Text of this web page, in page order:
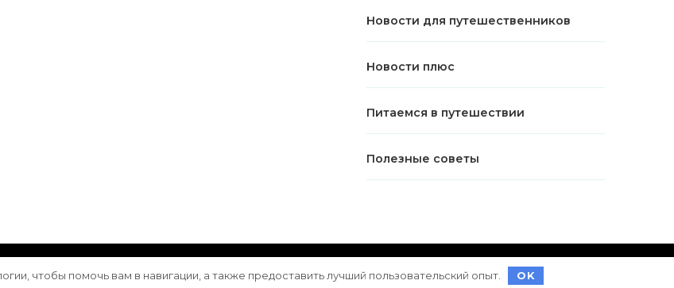
Новости для путешественников
Новости плюс
Питаемся в путешествии
Полезные советы
Vilva | Разработана WordPress
чтобы помочь вам в навигации, а также предоставить лучший пользовательский опыт. OK